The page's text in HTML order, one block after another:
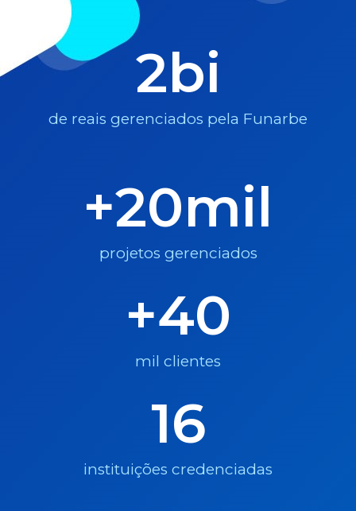
de reais gerenciados pela Funarbe
2bi
projetos gerenciados
+20mil
mil clientes
+40
instituições credenciadas
16